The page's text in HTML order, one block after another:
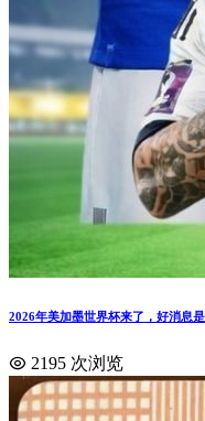
2026年美加墨世界杯来了，好消息
2195 次浏览